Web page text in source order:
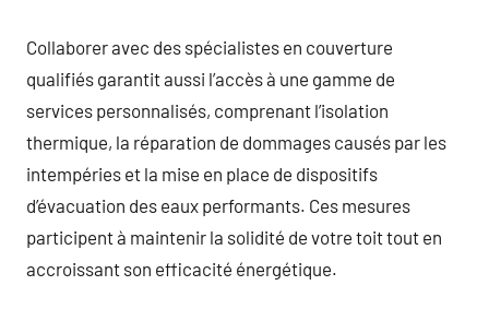
Collaborer avec des spécialistes en couverture
qualifiés garantit aussi l’accès à une gamme de
services personnalisés, comprenant l’isolation
thermique, la réparation de dommages causés par les
intempéries et la mise en place de dispositifs
d’évacuation des eaux performants. Ces mesures
participent à maintenir la solidité de votre toit tout en
accroissant son efficacité énergétique.